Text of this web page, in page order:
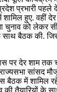
प्रभारी
शामिल हुए. वहीं
चुनाव को लेकर
बैठक की.
पर देर शाम तक
सांसद
बैठक में शामिल
की तैयारियों के